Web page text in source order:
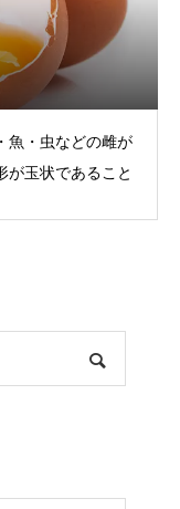
魚・虫などの雌が
が玉状であること